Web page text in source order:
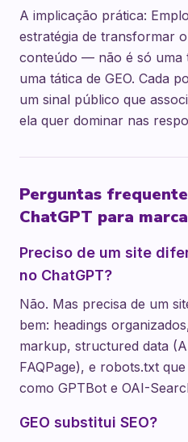
A implicação prática:
estratégia de transformar
conteúdo — não é só uma
uma tática de GEO. Cada
um sinal público que
ela quer dominar nas
Perguntas
ChatGPT para
Preciso de um site
no ChatGPT?
Não. Mas precisa de um
bem: headings
markup, structured data
FAQPage), e robots.txt
como GPTBot e OAI-
GEO substitui SEO?